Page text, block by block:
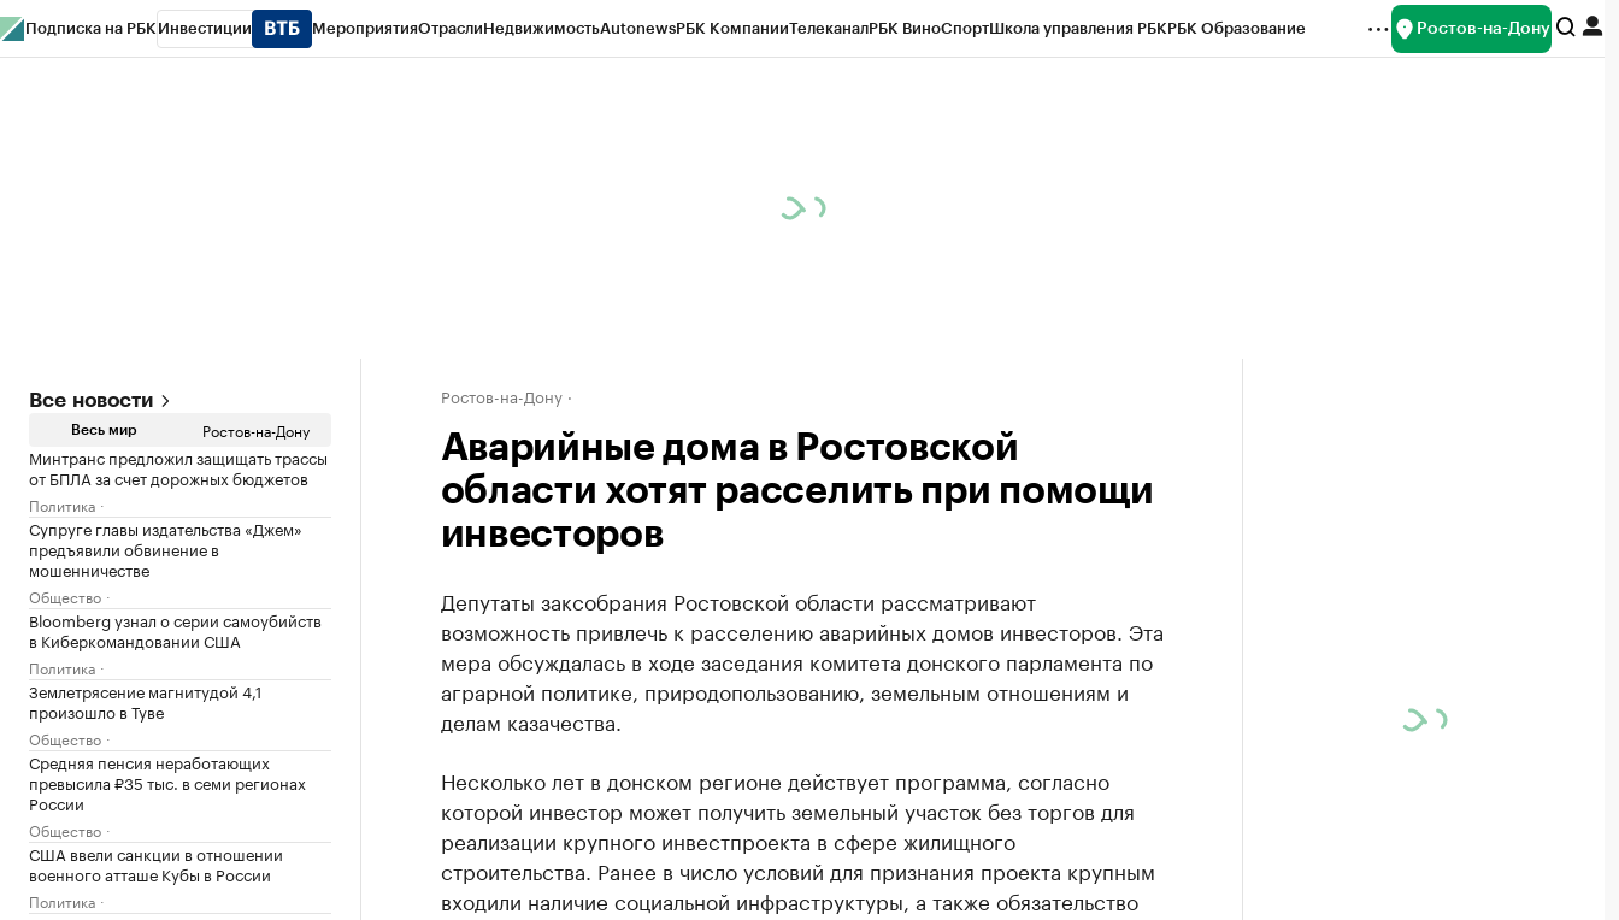
Подписка на РБК Инвестиции МероприятияОтраслиНедвижимостьAutonewsРБК КомпанииТелеканалРБК ВиноСпортШкола управления РБКРБК Образование Ростов-на-Дону
Все новости
Весь мир Ростов-на-Дону
Минтранс предложил защищать трассы
от БПЛА за счет дорожных бюджетов
Политика
Супруге главы издательства «Джем»
предъявили обвинение в
мошенничестве
Общество
Bloomberg узнал о серии самоубийств
в Киберкомандовании США
Политика
Землетрясение магнитудой 4,1
произошло в Туве
Общество
Средняя пенсия неработающих
превысила ₽35 тыс. в семи регионах
России
Общество
США ввели санкции в отношении
военного атташе Кубы в России
Политика
Ростов-на-Дону
Аварийные дома в Ростовской
области хотят расселить при помощи
инвесторов
Депутаты заксобрания Ростовской области рассматривают
возможность привлечь к расселению аварийных домов инвесторов. Эта
мера обсуждалась в ходе заседания комитета донского парламента по
аграрной политике, природопользованию, земельным отношениям и
делам казачества.
Несколько лет в донском регионе действует программа, согласно
которой инвестор может получить земельный участок без торгов для
реализации крупного инвестпроекта в сфере жилищного
строительства. Ранее в число условий для признания проекта крупным
входили наличие социальной инфраструктуры, а также обязательство